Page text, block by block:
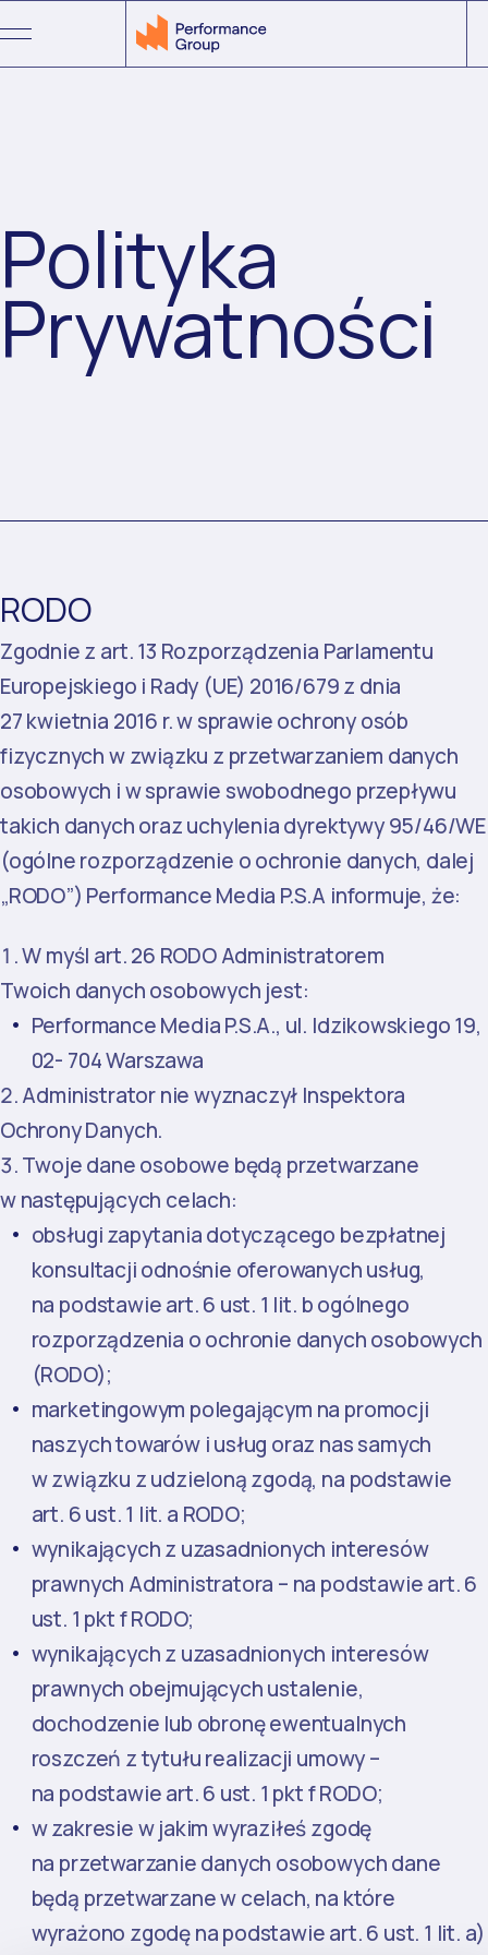
Polityka
Prywatności
RODO
Zgodnie z art. 13 Rozporządzenia Parlamentu
Europejskiego i Rady (UE) 2016/679 z dnia
27 kwietnia 2016 r. w sprawie ochrony osób
fizycznych w związku z przetwarzaniem danych
osobowych i w sprawie swobodnego przepływu
takich danych oraz uchylenia dyrektywy 95/46/WE
(ogólne rozporządzenie o ochronie danych, dalej
„RODO”) Performance Media P.S.A informuje, że:
W myśl art. 26 RODO Administratorem
Twoich danych osobowych jest:
Performance Media P.S.A., ul. Idzikowskiego 19,
02- 704 Warszawa
Administrator nie wyznaczył Inspektora
Ochrony Danych.
Twoje dane osobowe będą przetwarzane
w następujących celach:
obsługi zapytania dotyczącego bezpłatnej
konsultacji odnośnie oferowanych usług,
na podstawie art. 6 ust. 1 lit. b ogólnego
rozporządzenia o ochronie danych osobowych
(RODO);
marketingowym polegającym na promocji
naszych towarów i usług oraz nas samych
w związku z udzieloną zgodą, na podstawie
art. 6 ust. 1 lit. a RODO;
wynikających z uzasadnionych interesów
prawnych Administratora – na podstawie art. 6
ust. 1 pkt f RODO;
wynikających z uzasadnionych interesów
prawnych obejmujących ustalenie,
dochodzenie lub obronę ewentualnych
roszczeń z tytułu realizacji umowy –
na podstawie art. 6 ust. 1 pkt f RODO;
w zakresie w jakim wyraziłeś zgodę
na przetwarzanie danych osobowych dane
będą przetwarzane w celach, na które
wyrażono zgodę na podstawie art. 6 ust. 1 lit. a)